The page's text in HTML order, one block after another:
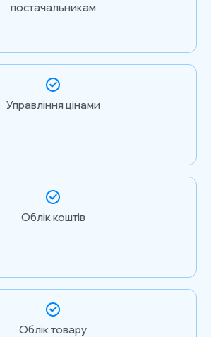
постачальникам
Управління цінами
Облік коштів
Облік товару